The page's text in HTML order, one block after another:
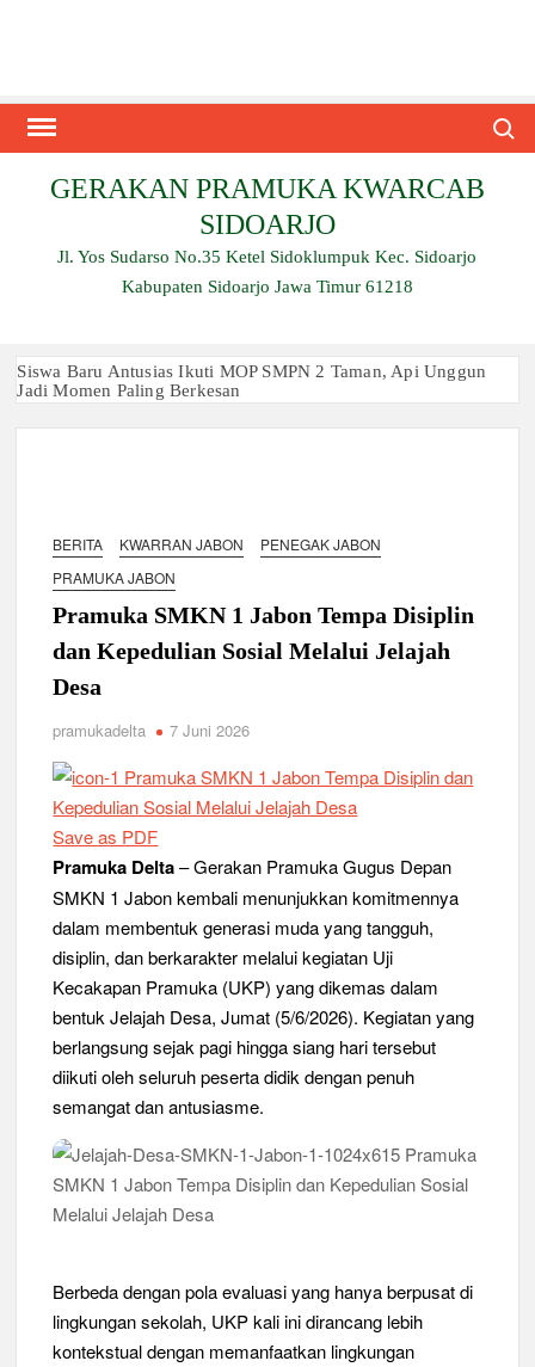
GERAKAN PRAMUKA KWARCAB
SIDOARJO
Jl. Yos Sudarso No.35 Ketel Sidoklumpuk Kec. Sidoarjo
Kabupaten Sidoarjo Jawa Timur 61218
Siswa Baru Antusias Ikuti MOP SMPN 2 Taman, Api Unggun
Jadi Momen Paling Berkesan
Relevansi Pemikiran Baden-Powell dalam Pembinaan
Kepemimpinan, Kerja Sama Tim, dan Pendidikan Karakter
Generasi Muda di Era Digital
Semangat “Cerdas, Ceria, Cekatan” Warnai Pesta Siaga
Kwarran Sukodono Tahun 2026
Berkarakter, Berprestasi, Berbudi Luhur : Lomba Tingkat I
Cetak Generasi Tangguh
Pramuka SMKN 1 Jabon Tempa Disiplin dan Kepedulian
Sosial Melalui Jelajah Desa
Kompetisi Mencetak Karakter dan Merajut Generasi di PSCC
Perkuat Kepemimpinan dan Demokrasi, Kwarran Jabon Gelar
Dianpinsa serta Musppanitera 2026
Bukan Cuma Kemah! Pramuka SMK YPM 3 Taman Adopsi
Sistem Kerja Industri Lewat KPDA
Kwarran Porong Gembleng Penegak Pramuka Lewat Pelatihan
Keprotokoleran
Tumbuhkan Ceria dan Karakter Sejak Dini, 704 Pramuka
Siaga Ramaikan Pesta Siaga Kwarran Prambon 2026
Karena Karakter Tidak Dibentuk di Ruang Nyaman, LT-1
SDN Pagerwojo Hadir Menempa Ketangguhan
BERITA KWARRAN JABON
PENEGAK JABON
PRAMUKA JABON
Pramuka SMKN 1 Jabon Tempa Disiplin
dan Kepedulian Sosial Melalui Jelajah
Desa
pramukadelta 7 Juni 2026
Save as PDF
Pramuka Delta– Gerakan Pramuka Gugus Depan
SMKN 1 Jabon kembali menunjukkan komitmennya
dalam membentuk generasi muda yang tangguh,
disiplin, dan berkarakter melalui kegiatan Uji
Kecakapan Pramuka (UKP) yang dikemas dalam
bentuk Jelajah Desa, Jumat (5/6/2026). Kegiatan yang
berlangsung sejak pagi hingga siang hari tersebut
diikuti oleh seluruh peserta didik dengan penuh
semangat dan antusiasme.
Berbeda dengan pola evaluasi yang hanya berpusat di
lingkungan sekolah, UKP kali ini dirancang lebih
kontekstual dengan memanfaatkan lingkungan